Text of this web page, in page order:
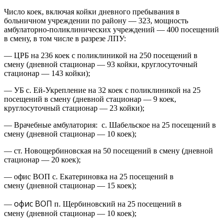
Число коек, включая койки дневного пребывания в
больничном учреждении по району — 323, мощность
амбулаторно-поликлинических учреждений — 400 посещений
в смену, в том числе в разрезе ЛПУ:
— ЦРБ на 236 коек с поликлиникой на 250 посещений в
смену (дневной стационар — 93 койки, круглосуточный
стационар — 143 койки);
— УБ с. Ей-Укрепление на 32 коек с поликлиникой на 25
посещений в смену (дневной стационар — 9 коек,
круглосуточный стационар — 23 койки);
— Врачебные амбулатория: с. Шабельское на 25 посещений в
смену (дневной стационар — 10 коек);
— ст. Новощербиновская на 50 посещений в смену (дневной
стационар — 20 коек);
— офис ВОП с. Екатериновка на 25 посещений в
смену (дневной стационар — 15 коек);
— офис ВОП п. Щербиновский на 25 посещений в
смену (дневной стационар — 10 коек);